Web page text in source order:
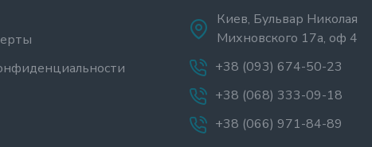
Киев, Бульвар Николая
Михновского 17а, оф 4
+38 (093) 674-50-23
+38 (068) 333-09-18
+38 (066) 971-84-89